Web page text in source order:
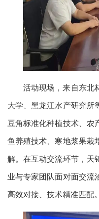
活动现场，来自东北
大学、黑龙江水产研究所
豆角标准化种植技术、农
鱼养殖技术、寒地浆果栽
解。在互动交流环节，天
业与专家团队面对面交流
高效对接、技术精准匹配。